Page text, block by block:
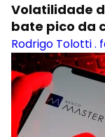
Volatilidade
bate pico da
Rodrigo Tolotti.